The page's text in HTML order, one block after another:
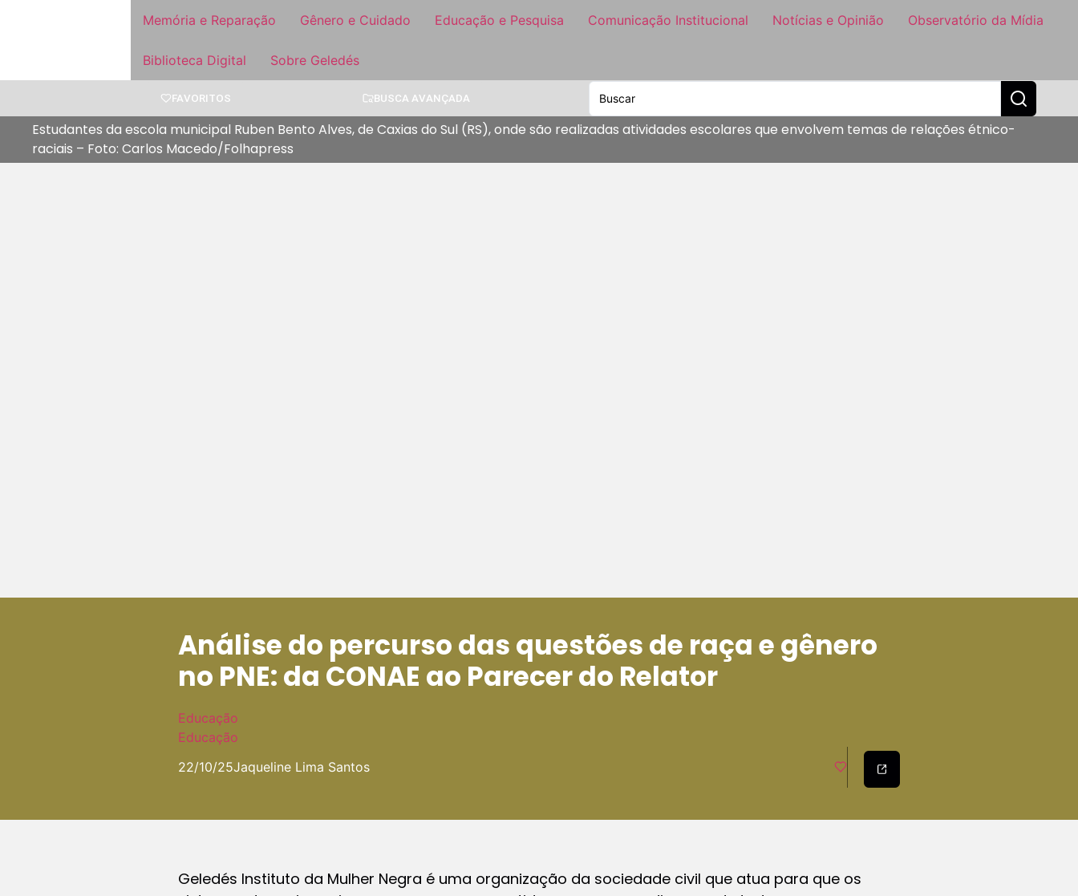
Memória e Reparação Gênero e Cuidado Educação e Pesquisa Comunicação Institucional Notícias e Opinião Observatório da Mídia
Biblioteca Digital Sobre Geledés
FAVORITOS BUSCA AVANÇADA
Estudantes da escola municipal Ruben Bento Alves, de Caxias do Sul (RS), onde são realizadas atividades escolares que envolvem temas de relações étnico-
raciais – Foto: Carlos Macedo/Folhapress
Análise do percurso das questões de raça e gênero
no PNE: da CONAE ao Parecer do Relator
Educação
Educação
22/10/25Jaqueline Lima Santos
Geledés Instituto da Mulher Negra é uma organização da sociedade civil que atua para que os